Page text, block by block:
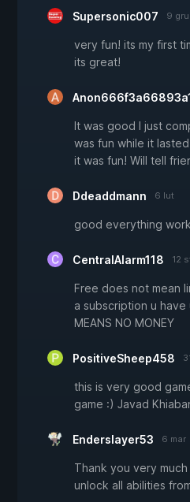
Supersonic007 9 gru
very fun! its my first
its great!
It was good I just
was fun while it
it was fun! Will tell
Ddeaddmann 6 lut
good everything
CentralAlarm118 12
Free does not mean
a subscription u have
MEANS NO MONEY
PositiveSheep458
this is very good
game :) Javad
Enderslayer53 6 mar
Thank you very
unlock all abilities